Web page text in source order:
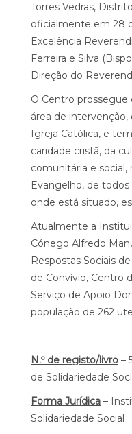
Torres Vedras,
oficialmente em 28
Excelência
Ferreira e Silva
Direção do
O Centro prossegue
área de
Igreja Católica, e
caridade cristã, da
comunitária e social,
Evangelho, de
onde está situado,
Atualmente a
Cónego Alfredo
Respostas Sociais
de Convívio, Centro
Serviço de Apoio
população de 262
N.º de registo/livro –
de Solidariedade
Forma Jurídica –
Solidariedade Social